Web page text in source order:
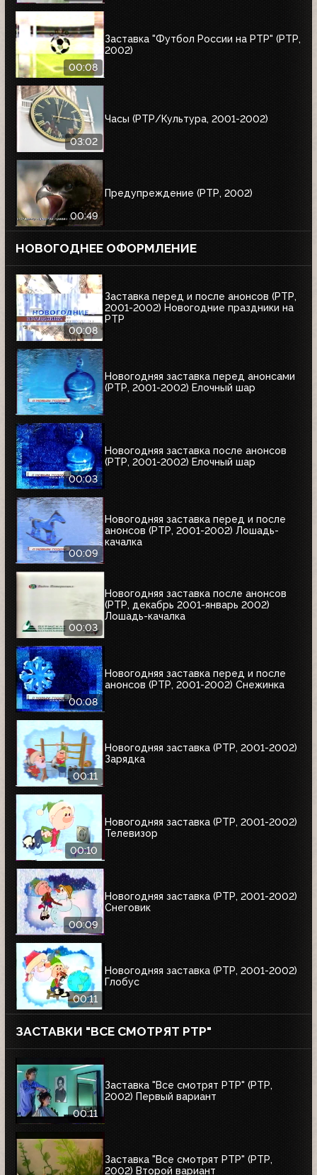
00:08
Заставка "Футбол России на РТР" (РТР,
2002)
03:02
Часы (РТР/Культура, 2001-2002)
00:49
Предупреждение (РТР, 2002)
НОВОГОДНЕЕ ОФОРМЛЕНИЕ
00:08
Заставка перед и после анонсов (РТР,
2001-2002) Новогодние праздники на
РТР
Новогодняя заставка перед анонсами
(РТР, 2001-2002) Елочный шар
00:03
Новогодняя заставка после анонсов
(РТР, 2001-2002) Елочный шар
00:09
Новогодняя заставка перед и после
анонсов (РТР, 2001-2002) Лошадь-
качалка
00:03
Новогодняя заставка после анонсов
(РТР, декабрь 2001-январь 2002)
Лошадь-качалка
00:08
Новогодняя заставка перед и после
анонсов (РТР, 2001-2002) Снежинка
00:11
Новогодняя заставка (РТР, 2001-2002)
Зарядка
00:10
Новогодняя заставка (РТР, 2001-2002)
Телевизор
00:09
Новогодняя заставка (РТР, 2001-2002)
Снеговик
00:11
Новогодняя заставка (РТР, 2001-2002)
Глобус
ЗАСТАВКИ "ВСЕ СМОТРЯТ РТР"
00:11
Заставка "Все смотрят РТР" (РТР,
2002) Первый вариант
Заставка "Все смотрят РТР" (РТР,
2002) Второй вариант